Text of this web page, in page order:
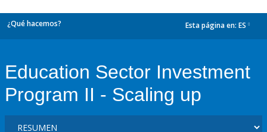
¿Qué hacemos? Esta página en: ES
Education Sector Investment
Program II - Scaling up